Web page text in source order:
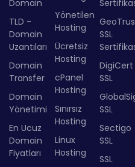
Domain
TLD -
Domain
Uzantıları
Domain
Transfer
Domain
Yönetimi
En Ucuz
Domain
Fiyatları
Yönetilen
Hosting
Ücretsiz
Hosting
cPanel
Hosting
Sınırsız
Hosting
Linux
Hosting
SSL
DigiCert
SSL
SSL
Sectigo
SSL
SSL